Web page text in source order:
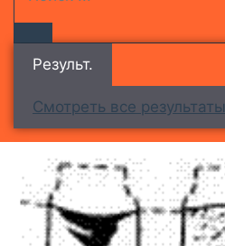
Результ.
Смотреть все результаты